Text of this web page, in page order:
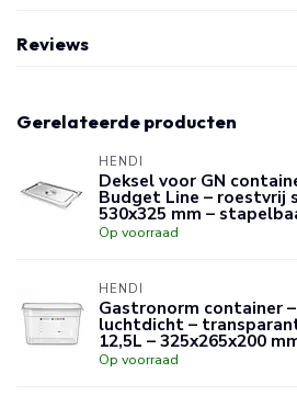
Reviews
Gerelateerde producten
HENDI
Deksel voor GN
Budget Line – roestvrij
530x325 mm –
Op voorraad
HENDI
Gastronorm container –
luchtdicht –
12,5L – 325x265x200
Op voorraad